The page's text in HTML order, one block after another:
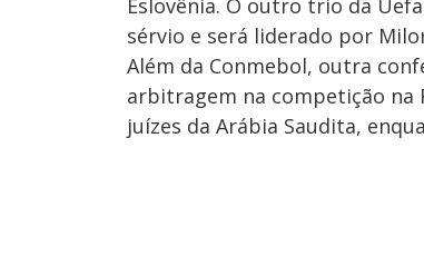
Eslovênia. O outro trio da
sérvio e será liderado por
Além da Conmebol, outra
arbitragem na competição na
juízes da Arábia Saudita,